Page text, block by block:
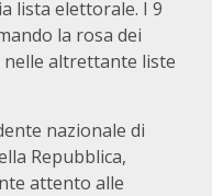
lista elettorale. I 9
la rosa dei
nelle altrettante liste
nazionale di
Repubblica,
attento alle